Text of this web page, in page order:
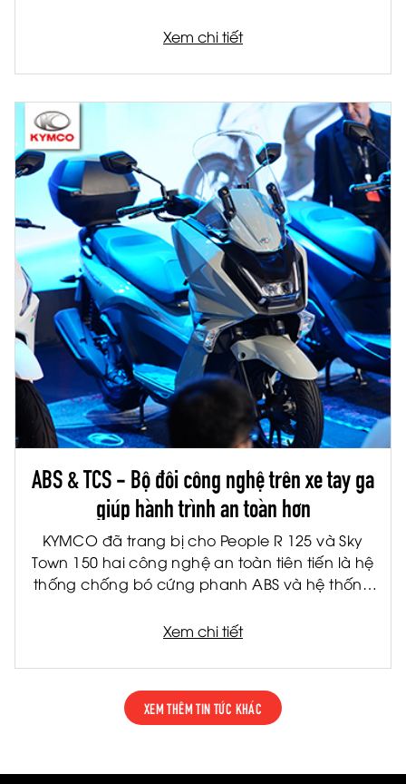
chi phí cho gia đình, việc tiết kiệm nhiên liệu còn
hóc về lâu dài.
Xem chi tiết
ABS & TCS - Bộ đôi công nghệ trên xe tay ga
giúp hành trình an toàn hơn
KYMCO đã trang bị cho People R 125 và Sky
Town 150 hai công nghệ an toàn tiên tiến là hệ
thống chống bó cứng phanh ABS và hệ thống
được ứng dụng rộng rãi trên các dòng xe cao
giảm thiểu rủi ro trong nhiều tình huống vận
hành thực tế.
Xem chi tiết
XEM THÊM TIN TỨC KHÁC